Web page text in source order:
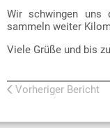
Wir schwingen uns
sammeln weiter
Viele Grüße und bis
Vorheriger Bericht